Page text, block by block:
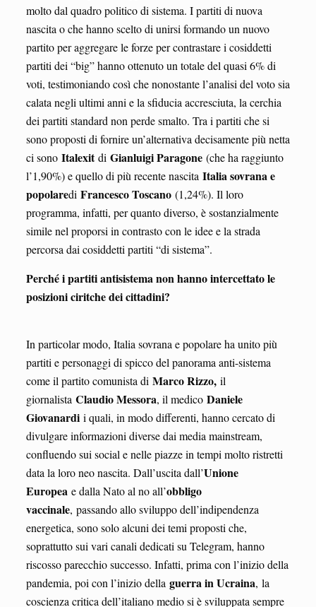
molto dal quadro politico di sistema. I partiti di nuova
nascita o che hanno scelto di unirsi formando un nuovo
partito per aggregare le forze per contrastare i cosiddetti
partiti dei “big” hanno ottenuto un totale del quasi 6% di
voti, testimoniando così che nonostante l’analisi del voto sia
calata negli ultimi anni e la sfiducia accresciuta, la cerchia
dei partiti standard non perde smalto. Tra i partiti che si
sono proposti di fornire un’alternativa decisamente più netta
ci sono Italexitdi Gianluigi Paragone(che ha raggiunto
l’1,90%) e quello di più recente nascita Italia sovrana e
popolarediFrancesco Toscano(1,24%). Il loro
programma, infatti, per quanto diverso, è sostanzialmente
simile nel proporsi in contrasto con le idee e la strada
percorsa dai cosiddetti partiti “di sistema”.
Perché i partiti antisistema non hanno intercettato le
posizioni ciritche dei cittadini?
In particolar modo, Italia sovrana e popolare ha unito più
partiti e personaggi di spicco del panorama anti-sistema
come il partito comunista di Marco Rizzo, il
giornalista Claudio Messora, il medico Daniele
Giovanardii quali, in modo differenti, hanno cercato di
divulgare informazioni diverse dai media mainstream,
confluendo sui social e nelle piazze in tempi molto ristretti
data la loro neo nascita. Dall’uscita dall’Unione
Europea e dalla Nato al no all’obbligo
vaccinale, passando allo sviluppo dell’indipendenza
energetica, sono solo alcuni dei temi proposti che,
soprattutto sui vari canali dedicati su Telegram, hanno
riscosso parecchio successo. Infatti, prima con l’inizio della
pandemia, poi con l’inizio della guerra in Ucraina, la
coscienza critica dell’italiano medio si è sviluppata sempre